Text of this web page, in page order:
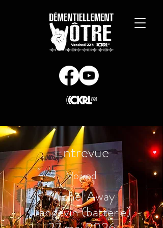
Entrevue
Voïvod
Michel Away
Langevin (batterie)